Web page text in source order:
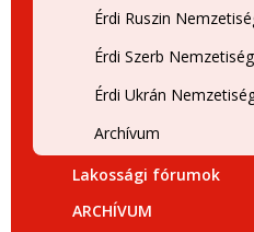
Érdi Ruszin
Érdi Szerb
Érdi Ukrán
Archívum
Lakossági fórumok
ARCHÍVUM